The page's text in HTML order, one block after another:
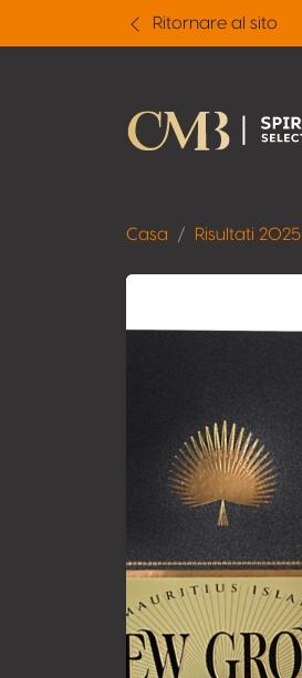
Ritornare al sito
Casa Risultati 2025